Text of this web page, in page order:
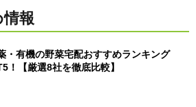
報
・有機の野菜宅配おすすめランキング
！【厳選8社を徹底比較】